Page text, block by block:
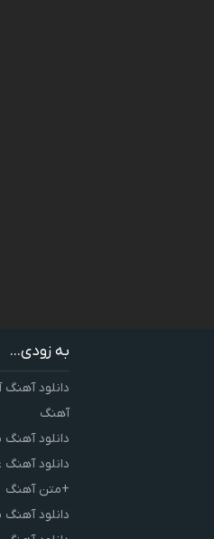
به زودی...
دانلود
آهنگ
دانلود
دانلود
+متن آهنگ
دانلود